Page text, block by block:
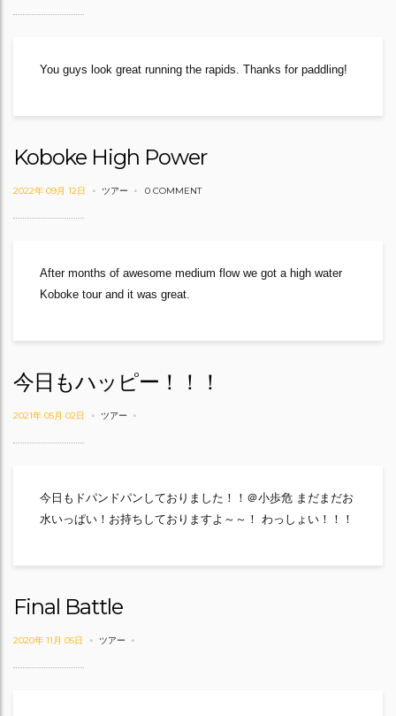
You guys look great running the rapids. Thanks for paddling!
Koboke High Power
2022年 09月 12日 ツアー 0 COMMENT
After months of awesome medium flow we got a high water
Koboke tour and it was great.
今日もハッピー！！！
2021年 05月 02日 ツアー
今日もドパンドパンしておりました！！＠小歩危 まだまだお
水いっぱい！お持ちしておりますよ～～！ わっしょい！！！
Final Battle
2020年 11月 05日 ツアー